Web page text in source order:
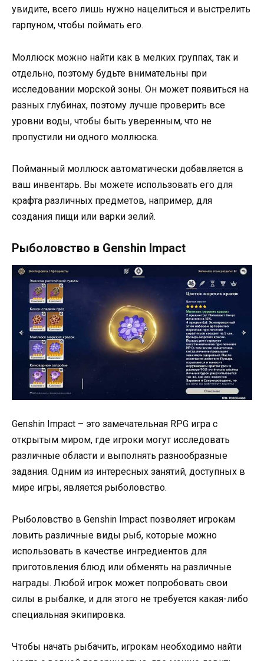
увидите, всего лишь нужно нацелиться и выстрелить
гарпуном, чтобы поймать его.
Моллюск можно найти как в мелких группах, так и
отдельно, поэтому будьте внимательны при
исследовании морской зоны. Он может появиться на
разных глубинах, поэтому лучше проверить все
уровни воды, чтобы быть уверенным, что не
пропустили ни одного моллюска.
Пойманный моллюск автоматически добавляется в
ваш инвентарь. Вы можете использовать его для
крафта различных предметов, например, для
создания пищи или варки зелий.
Рыболовство в Genshin Impact
Genshin Impact – это замечательная RPG игра с
открытым миром, где игроки могут исследовать
различные области и выполнять разнообразные
задания. Одним из интересных занятий, доступных в
мире игры, является рыболовство.
Рыболовство в Genshin Impact позволяет игрокам
ловить различные виды рыб, которые можно
использовать в качестве ингредиентов для
приготовления блюд или обменять на различные
награды. Любой игрок может попробовать свои
силы в рыбалке, и для этого не требуется какая-либо
специальная экипировка.
Чтобы начать рыбачить, игрокам необходимо найти